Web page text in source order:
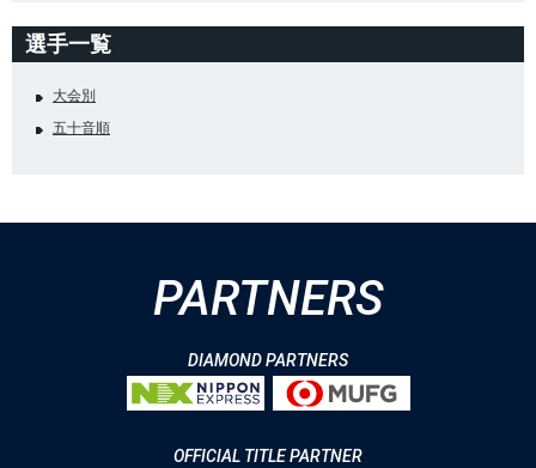
選手一覧
大会別
五十音順
PARTNERS
DIAMOND PARTNERS
OFFICIAL TITLE PARTNER